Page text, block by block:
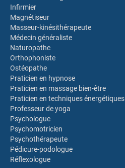
Infirmier
Magnétiseur
Masseur-kinésithérapeute
Médecin généraliste
Naturopathe
Orthophoniste
Ostéopathe
Praticien en hypnose
Praticien en massage bien-être
Praticien en techniques énergétiques
Professeur de yoga
Psychologue
Psychomotricien
Psychothérapeute
Pédicure-podologue
Réflexologue